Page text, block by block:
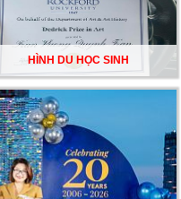
HÌNH DU HỌC SINH